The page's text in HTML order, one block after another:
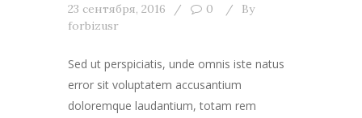
23 сентября, 2016 0
By
forbizusr
Sed ut perspiciatis, unde omnis iste natus
error sit voluptatem accusantium
doloremque laudantium, totam rem